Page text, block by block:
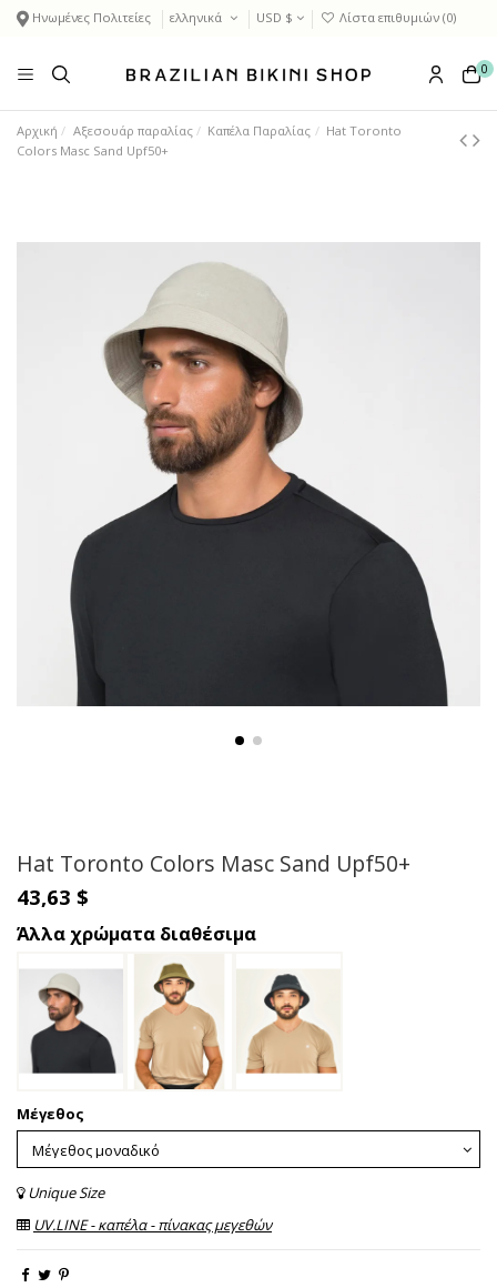
Ηνωμένες Πολιτείες ελληνικά USD $ Λίστα επιθυμιών (0)
0
Αρχική Αξεσουάρ παραλίας Καπέλα Παραλίας
Hat Toronto
Colors Masc Sand Upf50+
Hat Toronto Colors Masc Sand Upf50+
43,63 $
Άλλα χρώματα διαθέσιμα
Μέγεθος
Unique Size
UV.LINE - καπέλα - πίνακας μεγεθών